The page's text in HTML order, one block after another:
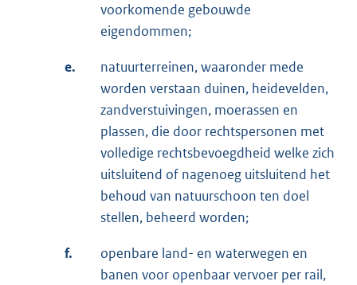
voorkomende gebouwde
eigendommen;
e.
natuurterreinen, waaronder mede
worden verstaan duinen, heidevelden,
zandverstuivingen, moerassen en
plassen, die door rechtspersonen met
volledige rechtsbevoegdheid welke zich
uitsluitend of nagenoeg uitsluitend het
behoud van natuurschoon ten doel
stellen, beheerd worden;
f.
openbare land- en waterwegen en
banen voor openbaar vervoer per rail,